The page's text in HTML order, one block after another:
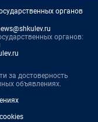
органов
органов:
за достоверность
объявлениях.